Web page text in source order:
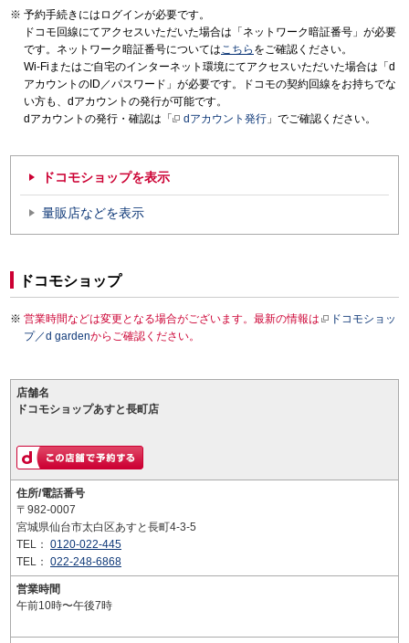
予約手続きにはログインが必要です。
ドコモ回線にてアクセスいただいた場合は「ネットワーク暗証番号」が必要
です。ネットワーク暗証番号についてはこちら をご確認ください。
Wi-Fiまたはご自宅のインターネット環境にてアクセスいただいた場合は「d
アカウントのID／パスワード」が必要です。ドコモの契約回線をお持ちでな
い方も、dアカウントの発行が可能です。
dアカウントの発行・確認は「
dアカウント発行 」でご確認ください。
ドコモショップを表示
量販店などを表示
ドコモショップ
営業時間などは変更となる場合がございます。最新の情報は
ドコモショッ
プ／d gardenからご確認ください。
店舗名
ドコモショップあすと長町店
住所/電話番号
〒982-0007
宮城県仙台市太白区あすと長町4-3-5
TEL： 0120-022-445
TEL： 022-248-6868
営業時間
午前10時〜午後7時